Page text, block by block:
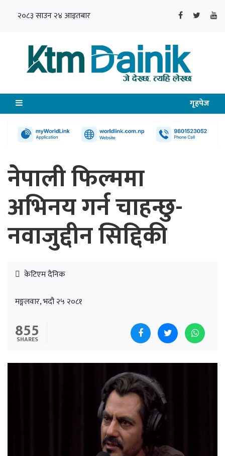
२०८३ साउन २४ आइतबार
गृहपेज
नेपाली फिल्ममा
अभिनय गर्न चाहन्छु-
नवाजुद्दीन सिद्दिकी
केटिएम दैनिक
मङ्गलवार, भदौ २५ २०८१
855
SHARES